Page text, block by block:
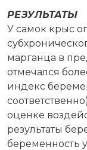
РЕЗУЛЬТАТЫ
У самок крыс
марганца в
отмечался
индекс
оценке
результаты
беременность